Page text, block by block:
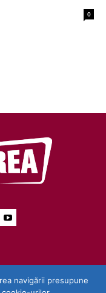
0
navigării presupune